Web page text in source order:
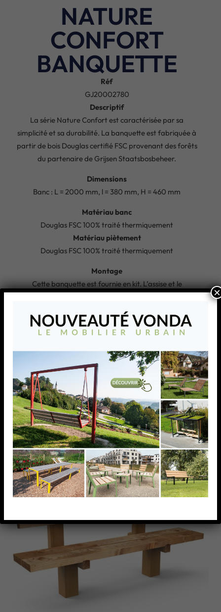
NATURE
CONFORT
BANQUETTE
Réf
GJ20002780
Descriptif
La série Nature Confort est caractérisée par sa
simplicité et sa durabilité. La banquette est fabriquée à
partir de bois Douglas certifié FSC provenant des forêts
du partenaire de Grijsen Staatsbosbeheer.
Dimensions
Banc : L = 2000 mm, l = 380 mm, H = 460 mm
Matériau banc
Douglas FSC 100% traité thermiquement
Matériau piètement
Douglas FSC 100% traité thermiquement
Montage
Cette banquette est fournie en kit. L’assise et le
Poids
54 kg
“
Produits similaires
×